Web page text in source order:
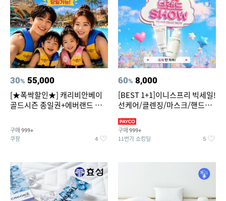
30% 55,000
[★폭싹할인★] 캐리비안베이
골드시즌 종일권+에버랜드 오
구매 999+
쿠팡 4
60% 8,000
[BEST 1+1]이니스프리 빅세일!
선케어/클렌징/마스크/핸드크
구매 999+
11번가 쇼킹딜 5